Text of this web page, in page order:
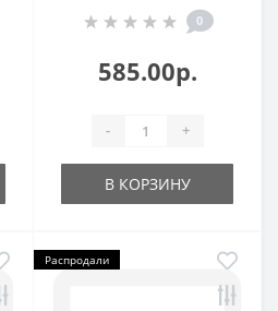
0
585.00р.
- +
В КОРЗИНУ
Распродали